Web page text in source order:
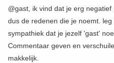
@gast, ik vind dat je erg
dus de redenen die je noemt.
sympathiek dat je jezelf 'gast'
Commentaar geven en
makkelijk.